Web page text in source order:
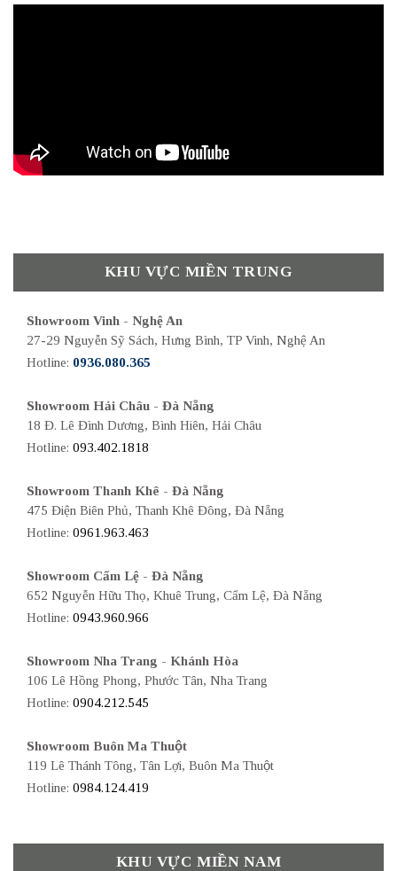
KHU VỰC MIỀN TRUNG
Showroom Vinh - Nghệ An
27-29 Nguyễn Sỹ Sách, Hưng Bình, TP Vinh, Nghệ An
Hotline: 0936.080.365
Showroom Hải Châu - Đà Nẵng
18 Đ. Lê Đình Dương, Bình Hiên, Hải Châu
Hotline: 093.402.1818
Showroom Thanh Khê - Đà Nẵng
475 Điện Biên Phủ, Thanh Khê Đông, Đà Nẵng
Hotline: 0961.963.463
Showroom Cẩm Lệ - Đà Nẵng
652 Nguyễn Hữu Thọ, Khuê Trung, Cẩm Lệ, Đà Nẵng
Hotline: 0943.960.966
Showroom Nha Trang - Khánh Hòa
106 Lê Hồng Phong, Phước Tân, Nha Trang
Hotline: 0904.212.545
Showroom Buôn Ma Thuột
119 Lê Thánh Tông, Tân Lợi, Buôn Ma Thuột
Hotline: 0984.124.419
KHU VỰC MIỀN NAM